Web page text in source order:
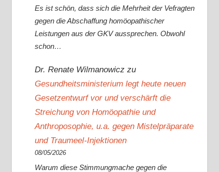
Es ist schön, dass sich die Mehrheit der Vefragten
gegen die Abschaffung homöopathischer
Leistungen aus der GKV aussprechen. Obwohl
schon…
Dr. Renate Wilmanowiczzu
Gesundheitsministerium legt heute neuen
Gesetzentwurf vor und verschärft die
Streichung von Homöopathie und
Anthroposophie, u.a. gegen Mistelpräparate
und Traumeel-Injektionen
08/05/2026
Warum diese Stimmungmache gegen die